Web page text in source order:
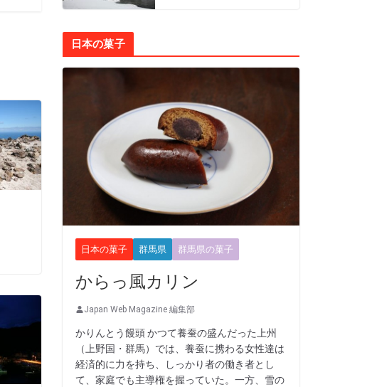
日本の菓子
日本の菓子 群馬県 群馬県の菓子
からっ風カリン
Japan Web Magazine 編集部
かりんとう饅頭 かつて養蚕の盛んだった上州
（上野国・群馬）では、養蚕に携わる女性達は
経済的に力を持ち、しっかり者の働き者とし
て、家庭でも主導権を握っていた。一方、雪の